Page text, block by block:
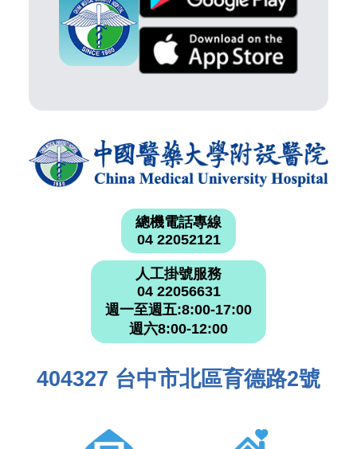
總機電話專線
04 22052121
人工掛號服務
04 22056631
週一至週五:8:00-17:00
週六8:00-12:00
404327 台中市北區育德路2號